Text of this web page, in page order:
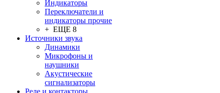
Индикаторы
Переключатели и
индикаторы прочие
+ ЕЩЕ 8
Источники звука
Динамики
Микрофоны и
наушники
Акустические
сигнализаторы
Реле и контакторы